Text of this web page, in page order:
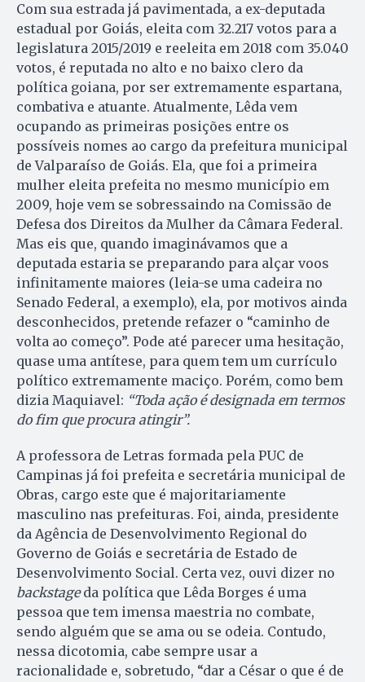
Com sua estrada já pavimentada, a ex-deputada
estadual por Goiás, eleita com 32.217 votos para a
legislatura 2015/2019 e reeleita em 2018 com 35.040
votos, é reputada no alto e no baixo clero da
política goiana, por ser extremamente espartana,
combativa e atuante. Atualmente, Lêda vem
ocupando as primeiras posições entre os
possíveis nomes ao cargo da prefeitura municipal
de Valparaíso de Goiás. Ela, que foi a primeira
mulher eleita prefeita no mesmo município em
2009, hoje vem se sobressaindo na Comissão de
Defesa dos Direitos da Mulher da Câmara Federal.
Mas eis que, quando imaginávamos que a
deputada estaria se preparando para alçar voos
infinitamente maiores (leia-se uma cadeira no
Senado Federal, a exemplo), ela, por motivos ainda
desconhecidos, pretende refazer o “caminho de
volta ao começo”. Pode até parecer uma hesitação,
quase uma antítese, para quem tem um currículo
político extremamente maciço. Porém, como bem
dizia Maquiavel: “Toda ação é designada em termos
do fim que procura atingir”.
A professora de Letras formada pela PUC de
Campinas já foi prefeita e secretária municipal de
Obras, cargo este que é majoritariamente
masculino nas prefeituras. Foi, ainda, presidente
da Agência de Desenvolvimento Regional do
Governo de Goiás e secretária de Estado de
Desenvolvimento Social. Certa vez, ouvi dizer no
backstageda política que Lêda Borges é uma
pessoa que tem imensa maestria no combate,
sendo alguém que se ama ou se odeia. Contudo,
nessa dicotomia, cabe sempre usar a
racionalidade e, sobretudo, “dar a César o que é de